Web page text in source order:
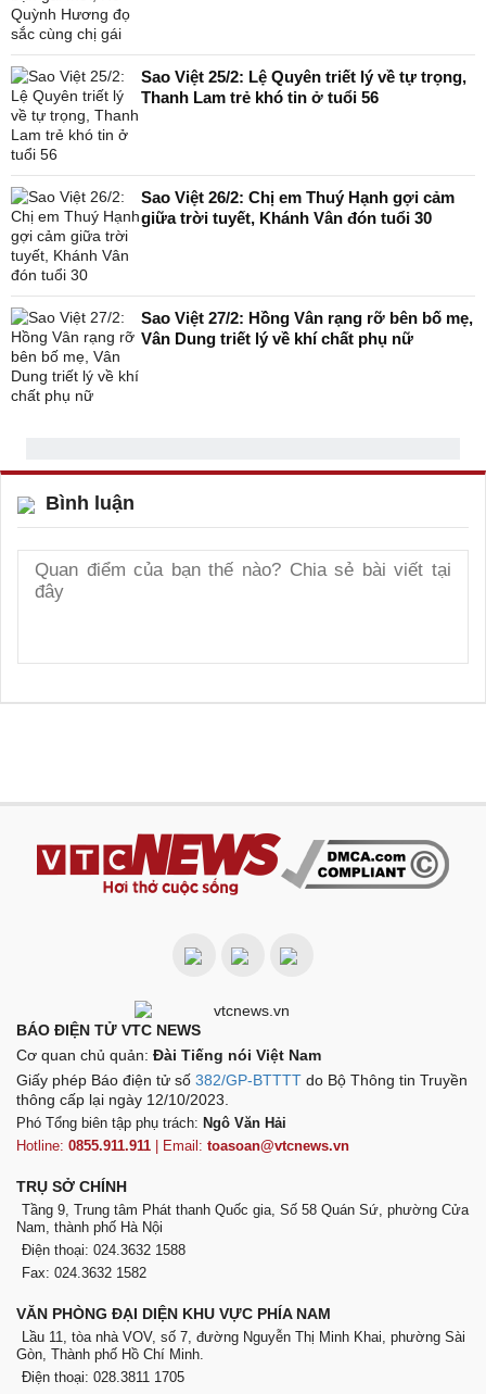
Sao Việt 25/2: Lệ Quyên triết lý về tự trọng,
Thanh Lam trẻ khó tin ở tuổi 56
Sao Việt 26/2: Chị em Thuý Hạnh gợi cảm
giữa trời tuyết, Khánh Vân đón tuổi 30
Sao Việt 27/2: Hồng Vân rạng rỡ bên bố mẹ,
Vân Dung triết lý về khí chất phụ nữ
Bình luận
BÁO ĐIỆN TỬ VTC NEWS
Cơ quan chủ quản: Đài Tiếng nói Việt Nam
Giấy phép Báo điện tử số 382/GP-BTTTT do Bộ Thông tin Truyền
thông cấp lại ngày 12/10/2023.
Phó Tổng biên tập phụ trách: Ngô Văn Hải
Hotline: 0855.911.911 | Email: toasoan@vtcnews.vn
TRỤ SỞ CHÍNH
Tầng 9, Trung tâm Phát thanh Quốc gia, Số 58 Quán Sứ, phường Cửa
Nam, thành phố Hà Nội
Điện thoại: 024.3632 1588
Fax: 024.3632 1582
VĂN PHÒNG ĐẠI DIỆN KHU VỰC PHÍA NAM
Lầu 11, tòa nhà VOV, số 7, đường Nguyễn Thị Minh Khai, phường Sài
Gòn, Thành phố Hồ Chí Minh.
Điện thoại: 028.3811 1705